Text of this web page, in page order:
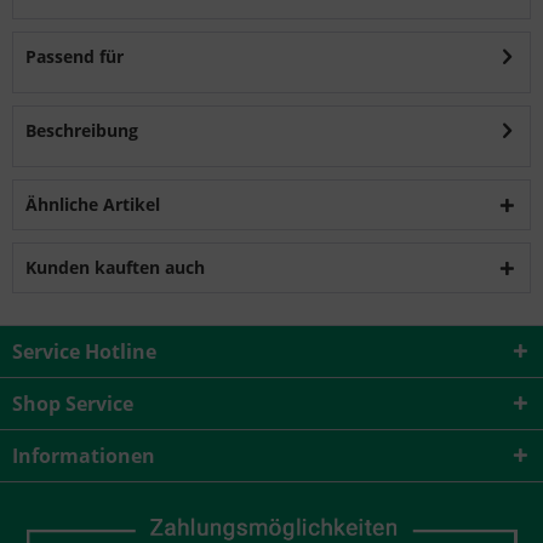
Passend für
Beschreibung
Ähnliche Artikel
Kunden kauften auch
Service Hotline
Shop Service
Informationen